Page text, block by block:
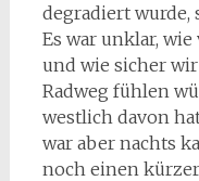
degradiert wurde,
Es war unklar,
und wie sicher
Radweg fühlen
westlich davon
war aber nachts
noch einen